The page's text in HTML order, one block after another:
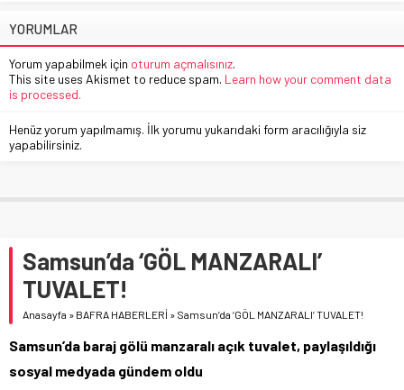
YORUMLAR
Yorum yapabilmek için oturum açmalısınız.
This site uses Akismet to reduce spam. Learn how your comment data
is processed.
Henüz yorum yapılmamış. İlk yorumu yukarıdaki form aracılığıyla siz
yapabilirsiniz.
Samsun’da ‘GÖL MANZARALI’
TUVALET!
Anasayfa » BAFRA HABERLERİ » Samsun’da ‘GÖL MANZARALI’ TUVALET!
Samsun’da baraj gölü manzaralı açık tuvalet, paylaşıldığı
sosyal medyada gündem oldu